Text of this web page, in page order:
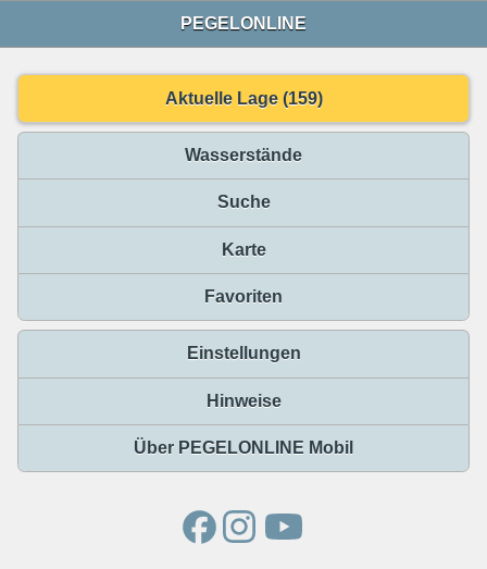
PEGELONLINE
Aktuelle Lage (159)
Wasserstände
Suche
Karte
Favoriten
Einstellungen
Hinweise
Über PEGELONLINE Mobil